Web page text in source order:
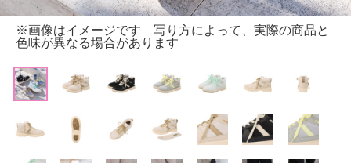
※画像はイメージです 写り方によって、実際の商品と
色味が異なる場合があります